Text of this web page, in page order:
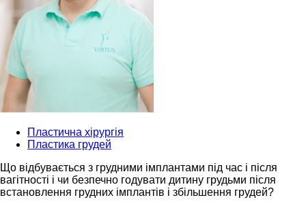
Пластична хірургія
Пластика грудей
Що відбувається з грудними імплантами під час і після
вагітності і чи безпечно годувати дитину грудьми після
встановлення грудних імплантів і збільшення грудей?